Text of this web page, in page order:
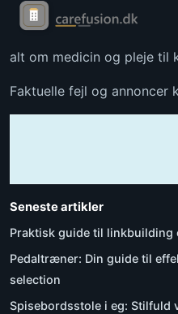
alt om medicin og pleje til
Faktuelle fejl og annoncer
Seneste artikler
Praktisk guide til
Pedaltræner: Din guide til
selection
Spisebordsstole i eg: Stilfuld